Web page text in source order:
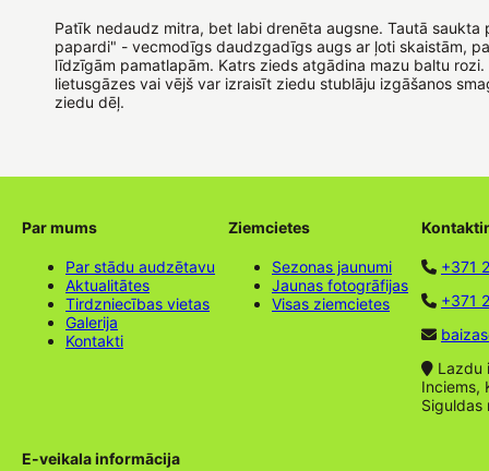
Patīk nedaudz mitra, bet labi drenēta augsne. Tautā saukta
papardi" - vecmodīgs daudzgadīgs augs ar ļoti skaistām,
līdzīgām pamatlapām. Katrs zieds atgādina mazu baltu rozi.
lietusgāzes vai vējš var izraisīt ziedu stublāju izgāšanos
ziedu dēļ.
Par mums
Par stādu audzētavu
Aktualitātes
Tirdzniecības vietas
Galerija
Kontakti
Ziemcietes
Sezonas jaunumi
Jaunas fotogrāfijas
Visas ziemcietes
+371
+371
Lazdu
Inciems,
Siguldas
E-veikala informācija